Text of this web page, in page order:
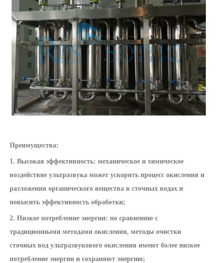
Преимущества:
1. Высокая эффективность: механическое и химическое
воздействие ультразвука может ускорить процесс окисления и
разложения органического вещества в сточных водах и
повысить эффективность обработки;
2. Низкое потребление энергии: по сравнению с
традиционными методами окисления, методы очистки
сточных вод ультразвукового окисления имеют более низкое
потребление энергии и сохраняют энергию;